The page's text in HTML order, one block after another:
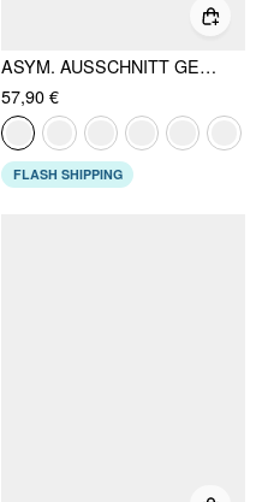
ASYM. AUSSCHNITT GERAFFTES TOP & MID RISE WEITE HOSEN SET
57,90 €
FLASH SHIPPING